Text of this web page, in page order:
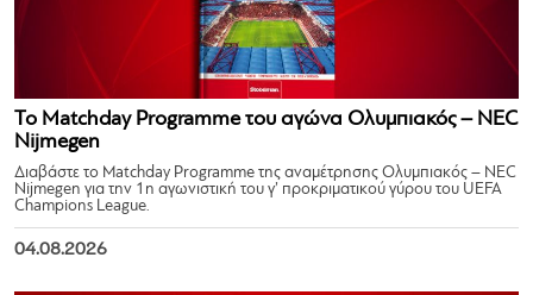
Το Matchday Programme του αγώνα Ολυμπιακός – NEC
Nijmegen
Διαβάστε το Matchday Programme της αναμέτρησης Ολυμπιακός – NEC
Nijmegen για την 1η αγωνιστική του γ’ προκριματικού γύρου του UEFA
Champions League.
04.08.2026